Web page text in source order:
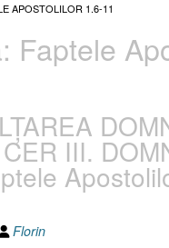
APOSTOLILOR 1.6-11
Faptele
III.
Florin